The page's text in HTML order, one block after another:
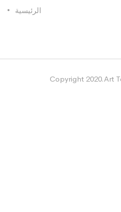
الرئيسية
Copyright 2020.Art